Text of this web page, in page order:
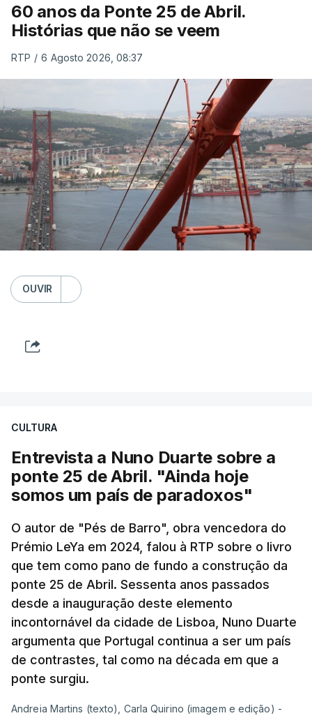
60 anos da Ponte 25 de Abril.
Histórias que não se veem
RTP / 6 Agosto 2026, 08:37
OUVIR
CULTURA
Entrevista a Nuno Duarte sobre a
ponte 25 de Abril. "Ainda hoje
somos um país de paradoxos"
O autor de "Pés de Barro", obra vencedora do
Prémio LeYa em 2024, falou à RTP sobre o livro
que tem como pano de fundo a construção da
ponte 25 de Abril. Sessenta anos passados
desde a inauguração deste elemento
incontornável da cidade de Lisboa, Nuno Duarte
argumenta que Portugal continua a ser um país
de contrastes, tal como na década em que a
ponte surgiu.
Andreia Martins (texto), Carla Quirino (imagem e edição) -